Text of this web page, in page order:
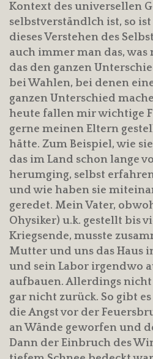
Kontext des universellen
selbstverständlch ist, so
dieses Verstehen des
auch immer man das,
das den ganzen
bei Wahlen, bei denen
ganzen Unterschied
heute fallen mir wichtige
gerne meinen Eltern
hätte. Zum Beispiel, wie
das im Land schon lange
herumging, selbst
und wie haben sie
geredet. Mein Vater,
Ohysiker) u.k. gestellt bis
Kriegsende, musste
Mutter und uns das Haus
und sein Labor irgendwo
aufbauen. Allerdings
gar nicht zurück. So gibt
die Angst vor der
an Wände geworfen und
Dann der Einbruch des